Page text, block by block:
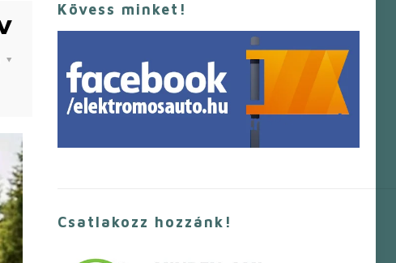
Kövess minket!
Csatlakozz hozzánk!